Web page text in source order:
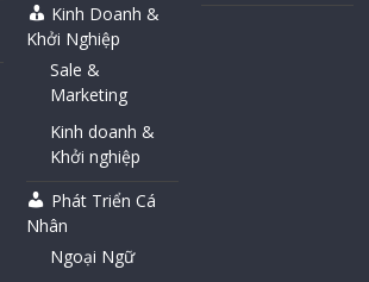
Kinh Doanh &
Khởi Nghiệp
Sale &
Marketing
Kinh doanh &
Khởi nghiệp
Phát Triển Cá
Nhân
Ngoại Ngữ